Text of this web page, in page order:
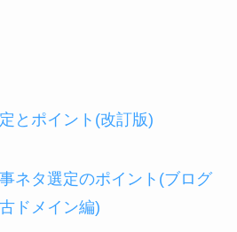
とポイント(改訂版)
ネタ選定のポイント(ブログ
ドメイン編)